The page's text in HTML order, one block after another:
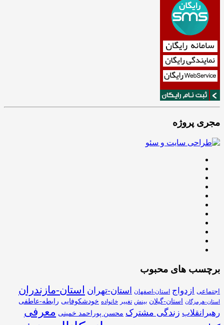
مجری پروژه
برچسب های محبوب
اجتماعی ازدواج استان-اصفهان استان-تهران استان-مازندران
استان-هرمزگان استان-گیلان بینش تغییر خانواده خودشکوفایی رابطه-عاطفی
رهبرانقلاب زندگی مشترک محسن پوراحمد خمینی معرفی